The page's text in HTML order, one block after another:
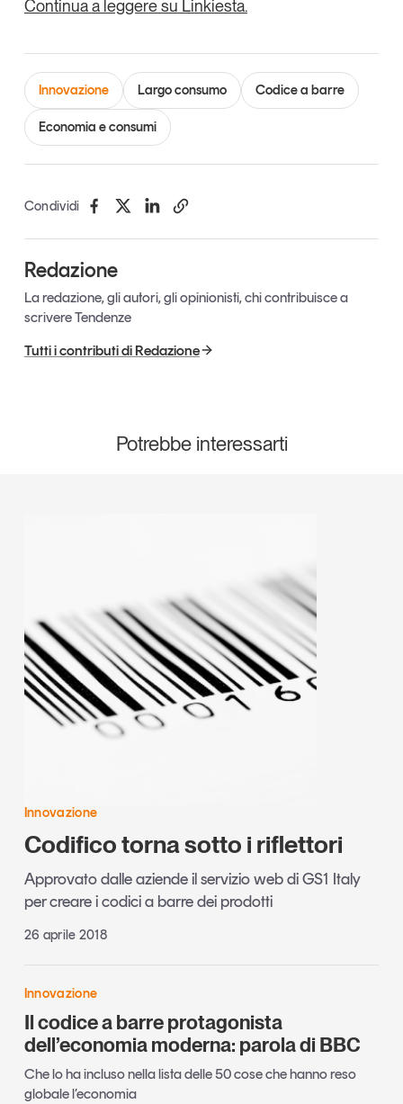
Continua a leggere su Linkiesta.
Innovazione Largo consumo Codice a barre
Economia e consumi
Condividi
Redazione
La redazione, gli autori, gli opinionisti, chi contribuisce a
scrivere Tendenze
Tutti i contributi di Redazione
Potrebbe interessarti
Innovazione
Codifico torna sotto i riflettori
Approvato dalle aziende il servizio web di GS1 Italy
per creare i codici a barre dei prodotti
26 aprile 2018
Innovazione
Il codice a barre protagonista
dell’economia moderna: parola di BBC
Che lo ha incluso nella lista delle 50 cose che hanno reso
globale l’economia